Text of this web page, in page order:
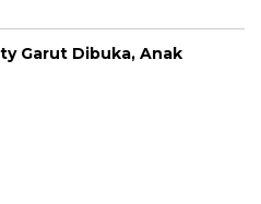
Garut Dibuka, Anak